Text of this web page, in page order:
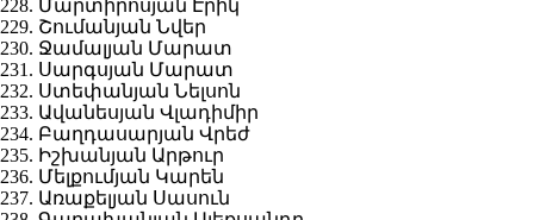
228. Մարտիրոսյան Էրիկ
229. Շումանյան Նվեր
230. Ջամալյան Մարատ
231. Սարգսյան Մարատ
232. Ստեփանյան Նելսոն
233. Ավանեսյան Վլադիմիր
234. Բաղդասարյան Վրեժ
235. Իշխանյան Արթուր
236. Մելքումյան Կարեն
237. Առաքելյան Սասուն